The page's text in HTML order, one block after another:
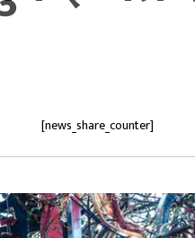
[news_share_counter]